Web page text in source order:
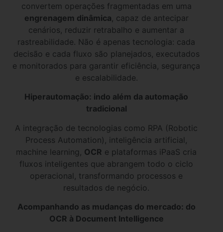
convertem operações fragmentadas em uma
engrenagem dinâmica , capaz de antecipar
cenários, reduzir retrabalho e aumentar a
rastreabilidade. Não é apenas tecnologia: cada
decisão e cada fluxo são planejados, executados
e monitorados para garantir eficiência, segurança
e escalabilidade.
Hiperautomação: indo além da automação
tradicional
A integração de tecnologias como RPA (Robotic
Process Automation), inteligência artificial,
machine learning, OCR e plataformas iPaaS cria
fluxos inteligentes que abrangem todo o ciclo
operacional, transformando processos e
resultados de negócio.
Acompanhando as mudanças do mercado: do
OCR à Document Intelligence